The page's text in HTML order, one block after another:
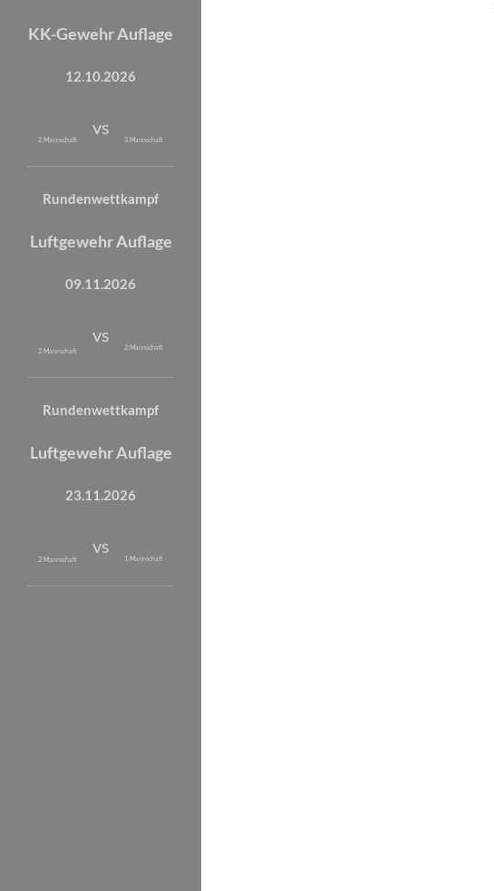
KK-Gewehr Auflage
12.10.2026
2. Mannschaft
vs
3. Mannschaft
Rundenwettkampf
Luftgewehr Auflage
09.11.2026
2. Mannschaft
vs
2. Mannschaft
Rundenwettkampf
Luftgewehr Auflage
23.11.2026
2. Mannschaft
vs
1. Mannschaft